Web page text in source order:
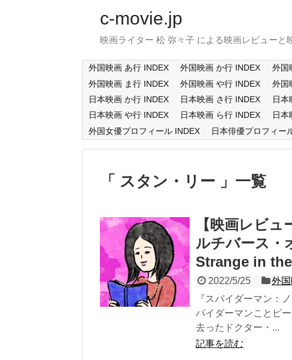
c-movie.jp
映画ライター 松 弥々子 による映画レビューと
外国映画 あ行 INDEX 外国映画 か行 INDEX 外国
外国映画 ま行 INDEX
外国映画 や行 INDEX 外国
日本映画 か行 INDEX
日本映画 さ行 INDEX 日本
日本映画 や行 INDEX
日本映画 ら行 INDEX 日本
外国女優プロフィール INDEX
日本俳優プロフィー
スタン・リー 一覧
【映画レビ
ルチバース・
Strange in
2022/5/25 外
『スパイダーマン：
パイダーマンことピ
去ったドクター・...
記事を読む